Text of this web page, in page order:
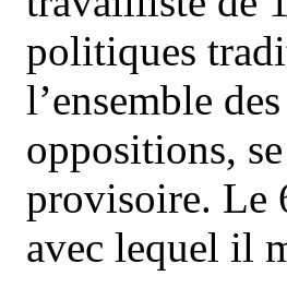
politiques
l’ensemble
oppositions,
provisoire. Le
avec lequel il